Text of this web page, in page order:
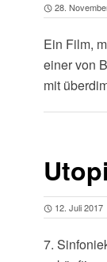
28.
Ein Film,
einer von
mit
12. Juli 2017
7.